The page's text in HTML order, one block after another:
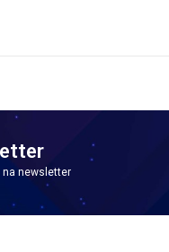
na newsletter